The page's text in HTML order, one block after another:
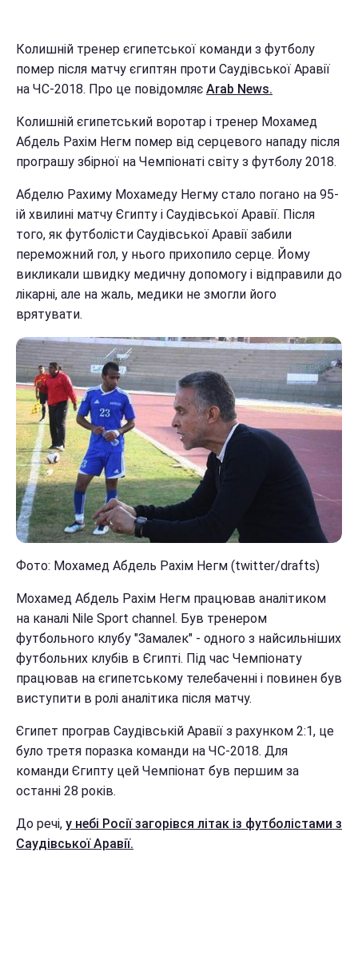
Колишній тренер єгипетської команди з футболу
помер після матчу єгиптян проти Саудівської Аравії
на ЧС-2018. Про це повідомляє Arab News.
Колишній єгипетський воротар і тренер Мохамед
Абдель Рахім Негм помер від серцевого нападу після
програшу збірної на Чемпіонаті світу з футболу 2018.
Абделю Рахиму Мохамеду Негму стало погано на 95-
ій хвилині матчу Єгипту і Саудівської Аравії. Після
того, як футболісти Саудівської Аравії забили
переможний гол, у нього прихопило серце. Йому
викликали швидку медичну допомогу і відправили до
лікарні, але на жаль, медики не змогли його
врятувати.
Фото: Мохамед Абдель Рахім Негм (twitter/drafts)
Мохамед Абдель Рахім Негм працював аналітиком
на каналі Nile Sport channel. Був тренером
футбольного клубу "Замалек" - одного з найсильніших
футбольних клубів в Єгипті. Під час Чемпіонату
працював на єгипетському телебаченні і повинен був
виступити в ролі аналітика після матчу.
Єгипет програв Саудівській Аравії з рахунком 2:1, це
було третя поразка команди на ЧС-2018. Для
команди Єгипту цей Чемпіонат був першим за
останні 28 років.
До речі, у небі Росії загорівся літак із футболістами з
Саудівської Аравії.